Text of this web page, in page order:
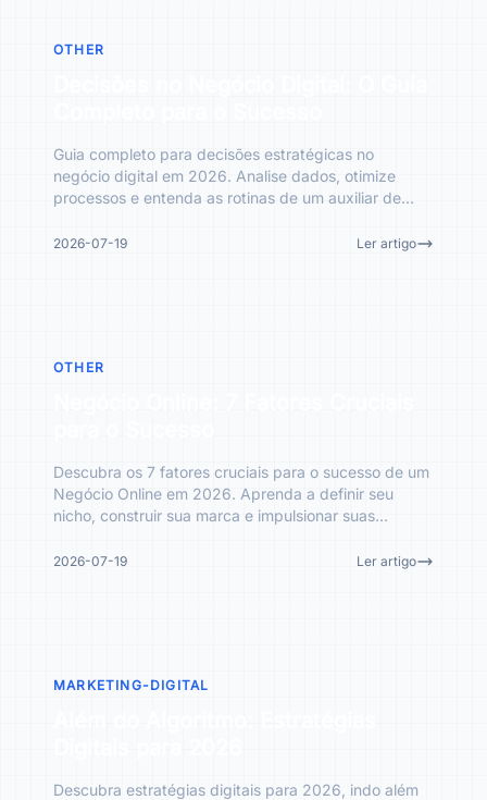
OTHER
Guia completo para decisões estratégicas no
negócio digital em 2026. Analise dados, otimize
processos e entenda as rotinas de um auxiliar de
2026-07-19 Ler artigo
OTHER
Descubra os 7 fatores cruciais para o sucesso de um
Negócio Online em 2026. Aprenda a definir seu
nicho, construir sua marca e impulsionar suas
2026-07-19 Ler artigo
MARKETING-DIGITAL
Descubra estratégias digitais para 2026, indo além